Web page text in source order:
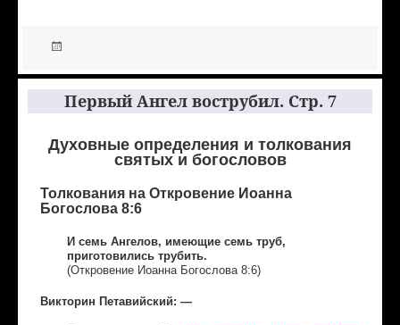
Первый Ангел вострубил. Стр. 7
Духовные определения и толкования
святых и богословов
Толкования на Откровение Иоанна
Богослова 8:6
И семь Ангелов, имеющие семь труб,
приготовились трубить.
(Откровение Иоанна Богослова 8:6)
Викторин Петавийский: —